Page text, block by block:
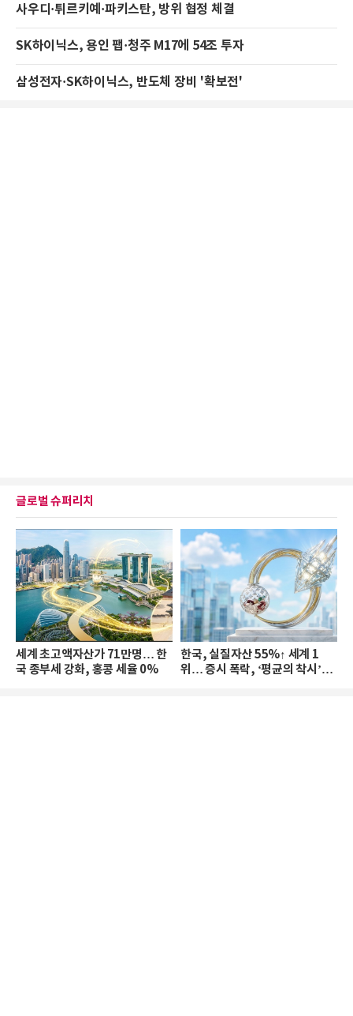
사우디·튀르키예·파키스탄, 방위 협정 체결
SK하이닉스, 용인 팹·청주 M17에 54조 투자
삼성전자·SK하이닉스, 반도체 장비 '확보전'
글로벌 슈퍼리치
세계 초고액자산가 71만명… 한
국 종부세 강화, 홍콩 세율 0%
한국, 실질자산 55%↑ 세계 1
위… 증시 폭락, ‘평균의 착시’와